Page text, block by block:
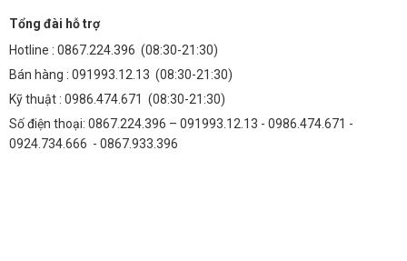
Tổng đài hỗ trợ
Hotline : 0867.224.396 (08:30-21:30)
Bán hàng : 091993.12.13 (08:30-21:30)
Kỹ thuật : 0986.474.671 (08:30-21:30)
Số điện thoại: 0867.224.396 – 091993.12.13 - 0986.474.671 -
0924.734.666 - 0867.933.396